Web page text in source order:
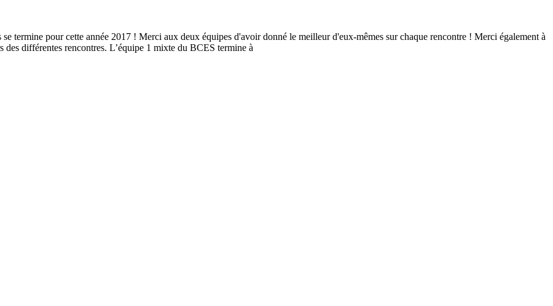
termine pour cette année 2017 ! Merci aux deux équipes d'avoir donné le meilleur d'eux-mêmes sur chaque rencontre ! Merci également à
des différentes rencontres. L’équipe 1 mixte du BCES termine à